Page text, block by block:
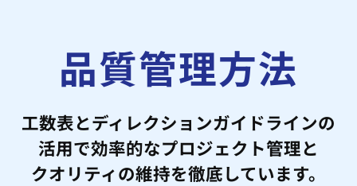
品質管理方法
工数表とディレクションガイドラインの
活用で効率的なプロジェクト管理と
クオリティの維持を徹底しています。